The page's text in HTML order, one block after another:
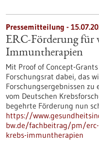
Pressemitteilung -
ERC-Förderung für
Immuntherapien
Mit Proof of Concept-
Forschungsrat dabei, das
Forschungsergebnissen zu
vom Deutschen
begehrte Förderung nun
https://
bw.de/fachbeitrag/pm/
krebs-immuntherapien